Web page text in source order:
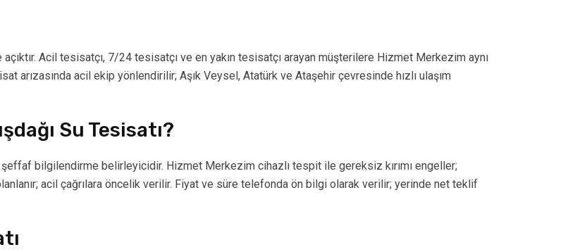
Acil tesisatçı, 7/24 tesisatçı ve en yakın tesisatçı arayan müşterilere Hizmet Merkezim aynı
arızasında acil ekip yönlendirilir; Aşık Veysel, Atatürk ve Ataşehir çevresinde hızlı ulaşım
Su Tesisatı?
bilgilendirme belirleyicidir. Hizmet Merkezim cihazlı tespit ile gereksiz kırımı engeller;
acil çağrılara öncelik verilir. Fiyat ve süre telefonda ön bilgi olarak verilir; yerinde net teklif